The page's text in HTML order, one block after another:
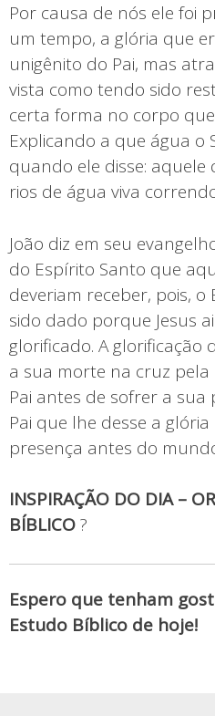
Por causa de nós ele foi
um tempo, a glória que
unigênito do Pai, mas
vista como tendo sido
certa forma no corpo
Explicando a que água o
quando ele disse:
rios de água viva
João diz em seu
do Espírito Santo que
deveriam receber, pois,
sido dado porque Jesus
glorificado. A glorificação
a sua morte na cruz
Pai antes de sofrer a sua
Pai que lhe desse a
presença antes do
INSPIRAÇÃO DO DIA –
BÍBLICO?
Espero que tenham
Estudo Bíblico de hoje!